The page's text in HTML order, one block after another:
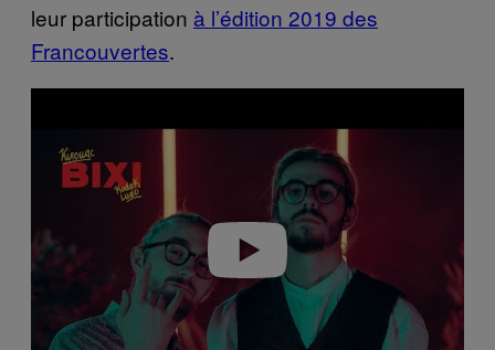
leur participation à l’édition 2019 des
Francouvertes.
Play video